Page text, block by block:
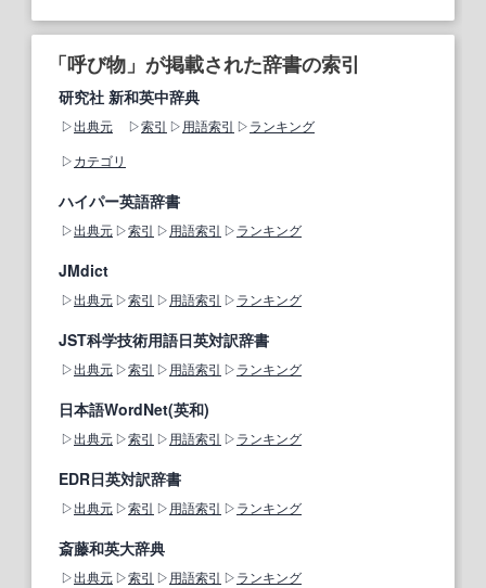
「呼び物」が掲載された辞書の索引
研究社 新和英中辞典
出典元 索引 用語索引
ランキング
カテゴリ
ハイパー英語辞書
出典元 索引 用語索引 ランキング
JMdict
出典元 索引 用語索引 ランキング
JST科学技術用語日英対訳辞書
出典元 索引 用語索引 ランキング
日本語WordNet(英和)
出典元 索引 用語索引 ランキング
EDR日英対訳辞書
出典元 索引 用語索引 ランキング
斎藤和英大辞典
出典元 索引 用語索引 ランキング